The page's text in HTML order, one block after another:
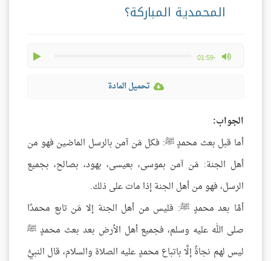
المحمدية المباركة؟
-01:59
max volume
تحميل المادة
الجواب:
أما قبل بعث محمدٍ ﷺ: فكل مَن آمن بالرسل الماضين فهو من
أهل الجنة: مَن آمن بموسى، بعيسى، بهود، بصالح، بجميع
الرسل، فهو من أهل الجنة إذا مات على ذلك.
أمَّا بعد محمدٍ ﷺ: فليس من أهل الجنة إلا مَن تابع محمدًا
صلى الله عليه وسلم، فجميع أهل الأرض بعد بعث محمدٍ ﷺ
ليس لهم نجاةٌ إلَّا باتباع محمدٍ عليه الصلاة والسلام، قال النبيُّ